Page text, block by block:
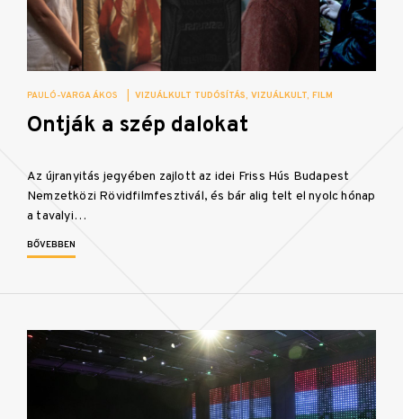
PAULÓ-VARGA ÁKOS VIZUÁLKULT TUDÓSÍTÁS VIZUÁLKULT FILM
Ontják a szép dalokat
Az újranyitás jegyében zajlott az idei Friss Hús Budapest
Nemzetközi Rövidfilmfesztivál, és bár alig telt el nyolc hónap
a tavalyi…
BŐVEBBEN